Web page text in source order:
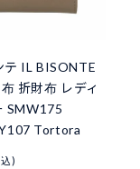
テ IL BISONTE
折財布 レディ
SMW175
Tortora
)